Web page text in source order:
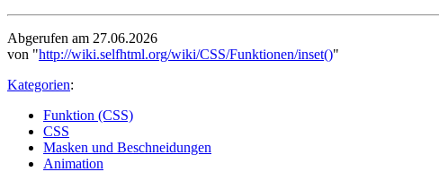
Abgerufen am 27.06.2026
von "http://wiki.selfhtml.org/wiki/CSS/Funktionen/inset()"
Kategorien:
Funktion (CSS)
CSS
Masken und Beschneidungen
Animation